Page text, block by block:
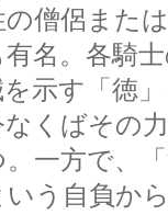
僧侶また
名。各騎
を示す「徳
なくばその
一方で、
う自負か